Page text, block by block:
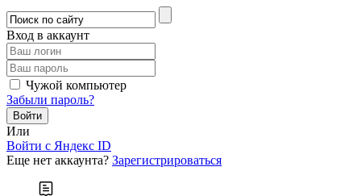
Вход в аккаунт
Чужой компьютер
Забыли пароль?
Или
Войти c Яндекс ID
Еще нет аккаунта? Зарегистрироваться